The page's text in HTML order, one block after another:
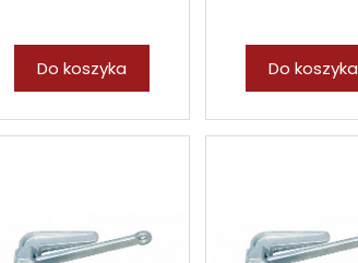
Do koszyka Do koszyka